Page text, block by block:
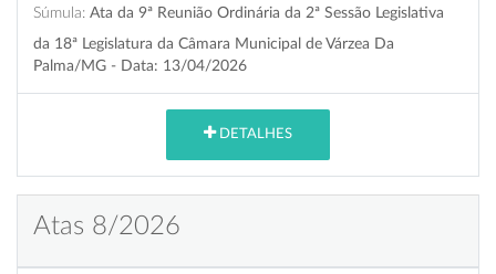
Súmula: Ata da 9ª Reunião Ordinária da 2ª Sessão Legislativa
da 18ª Legislatura da Câmara Municipal de Várzea Da
Palma/MG - Data: 13/04/2026
DETALHES
Atas 8/2026